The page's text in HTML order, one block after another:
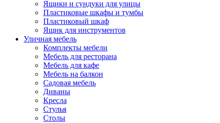
Ящики и сундуки для улицы
Пластиковые шкафы и тумбы
Пластиковый шкаф
Ящик для инструментов
Уличная мебель
Комплекты мебели
Мебель для ресторана
Мебель для кафе
Мебель на балкон
Садовая мебель
Диваны
Кресла
Стулья
Столы